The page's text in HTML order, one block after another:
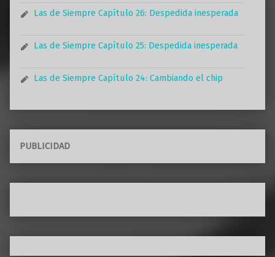
Las de Siempre Capítulo 26: Despedida inesperada
Las de Siempre Capítulo 25: Despedida inesperada
Las de Siempre Capítulo 24: Cambiando el chip
PUBLICIDAD